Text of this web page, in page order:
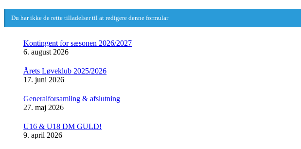
Du har ikke de rette tilladelser til at redigere denne formular
Kontingent for sæsonen 2026/2027
6. august 2026
Årets Løveklub 2025/2026
17. juni 2026
Generalforsamling & afslutning
27. maj 2026
U16 & U18 DM GULD!
9. april 2026